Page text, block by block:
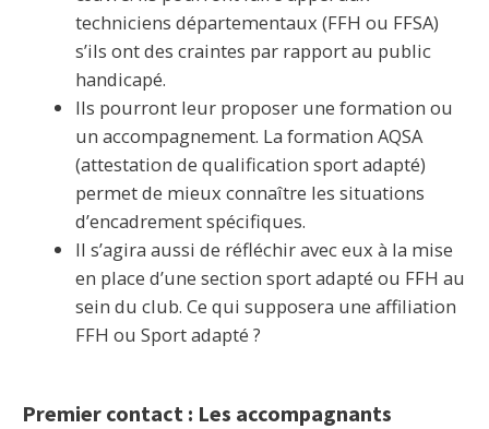
techniciens départementaux (FFH ou FFSA)
s’ils ont des craintes par rapport au public
handicapé.
Ils pourront leur proposer une formation ou
un accompagnement. La formation AQSA
(attestation de qualification sport adapté)
permet de mieux connaître les situations
d’encadrement spécifiques.
Il s’agira aussi de réfléchir avec eux à la mise
en place d’une section sport adapté ou FFH au
sein du club. Ce qui supposera une affiliation
FFH ou Sport adapté ?
Premier contact : Les accompagnants